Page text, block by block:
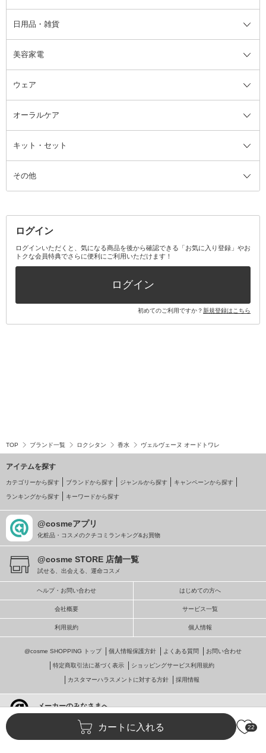
カートに入れる 22
洗顔グッズ
ブラシ・チップ
ツィザー・毛抜き
カミソリ
ファンデーション・パウダーケー
ス
ミラー・鏡
マッサージ・ボディケアグッズ
かかと・角質ケアグッズ
絆創膏
ヘア・ヘアケアグッズ全て
ヘアゴム
ヘアバンド
ヘッドマッサージブラシ
日用品・雑貨
日用品・雑貨全て
柔軟剤
ルームフレグランス・ディフュー
ザー
アロマキャンドル
消臭剤・芳香剤
美容家電
美容家電全て
ボディケア美容家電
その他美容家電
ウェア
ウェア全て
レッグウェア
オーラルケア
オーラルケア全て
歯ブラシ
その他オーラルケア
キット・セット
キット・セット全て
ボディケアキット
その他キット・セット
その他
ログイン
ログインいただくと、気になる商品を後から確認できる「お気に入り登録」やお
トクな会員特典でさらに便利にご利用いただけます！
ログイン
初めてのご利用ですか？新規登録はこちら
TOP ブランド一覧 ロクシタン 香水 ヴェルヴェーヌ オードトワレ
アイテムを探す
カテゴリーから探す ブランドから探す ジャンルから探す キャンペーンから探す
ランキングから探す キーワードから探す
@cosmeアプリ
化粧品・コスメのクチコミランキング&お買物
@cosme STORE 店舗一覧
試せる、出会える、運命コスメ
ヘルプ・お問い合わせ はじめての方へ
会社概要 サービス一覧
利用規約 個人情報
@cosme SHOPPING トップ 個人情報保護方針 よくある質問 お問い合わせ
特定商取引法に基づく表示 ショッピングサービス利用規約
カスタマーハラスメントに対する方針 採用情報
メーカーのみなさまへ